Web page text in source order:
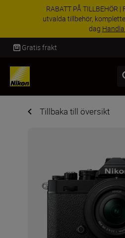
RABATT PÅ TILLBEHÖR
utvalda tillbehör,
dag
Tillbaka till översikt